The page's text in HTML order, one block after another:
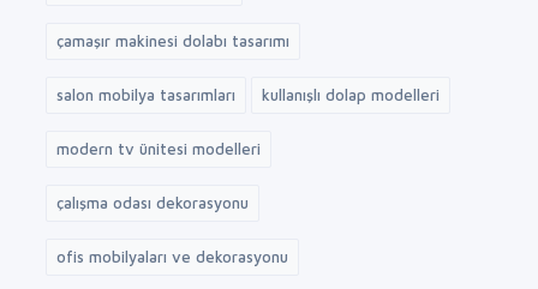
çamaşır makinesi dolabı tasarımı
salon mobilya tasarımları kullanışlı dolap modelleri
modern tv ünitesi modelleri
çalışma odası dekorasyonu
ofis mobilyaları ve dekorasyonu